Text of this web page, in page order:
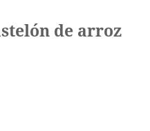
de arroz